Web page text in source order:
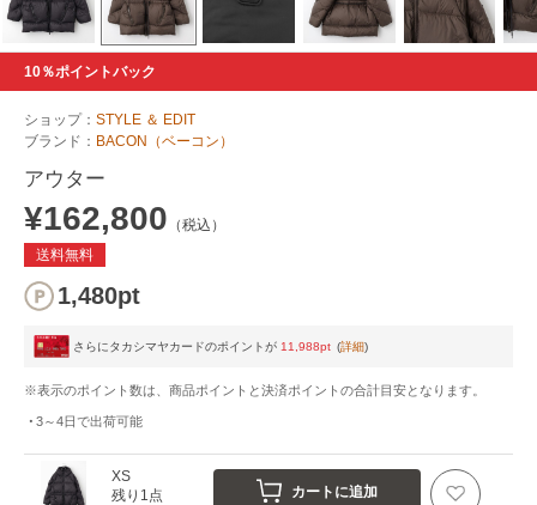
10％ポイントバック
ショップ： STYLE ＆ EDIT
ブランド： BACON（ベーコン）
アウター
¥162,800 （税込）
送料無料
1,480pt
さらにタカシマヤカードのポイントが 11,988pt (詳細)
※表示のポイント数は、商品ポイントと決済ポイントの合計目安となります。
3～4日で出荷可能
XS
残り1点
カートに追加